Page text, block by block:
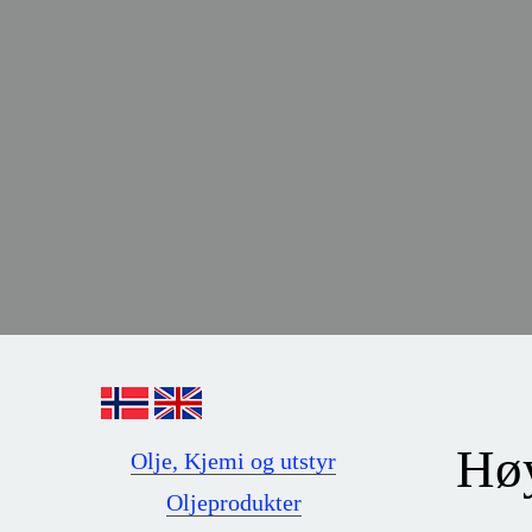
Olje, Kjemi og utstyr
Oljeprodukter